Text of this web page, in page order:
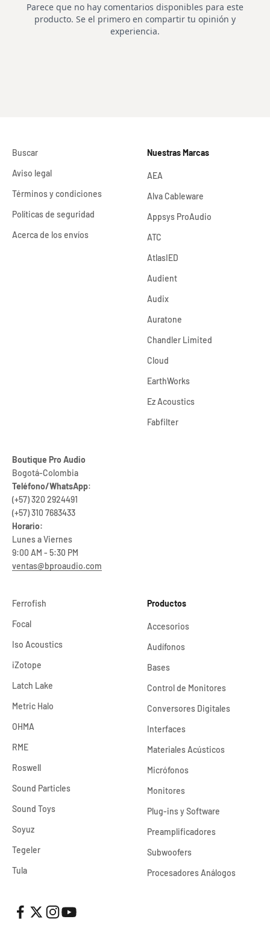
Buscar
Aviso legal
Términos y condiciones
Políticas de seguridad
Acerca de los envíos
Boutique Pro Audio
Bogotá-Colombia
Teléfono/WhatsApp:
(+57) 320 2924491
(+57) 310 7683433
Horario:
Lunes a Viernes
9:00 AM - 5:30 PM
ventas@bproaudio.com
Nuestras Marcas
AEA
Alva Cableware
Appsys ProAudio
ATC
AtlasIED
Audient
Audix
Auratone
Chandler Limited
Cloud
EarthWorks
Ez Acoustics
Fabfilter
Ferrofish
Focal
Iso Acoustics
iZotope
Latch Lake
Metric Halo
OHMA
RME
Roswell
Sound Particles
Sound Toys
Soyuz
Tegeler
Tula
Productos
Accesorios
Audífonos
Bases
Control de Monitores
Conversores Digitales
Interfaces
Materiales Acústicos
Micrófonos
Monitores
Plug-ins y Software
Preamplificadores
Subwoofers
Procesadores Análogos